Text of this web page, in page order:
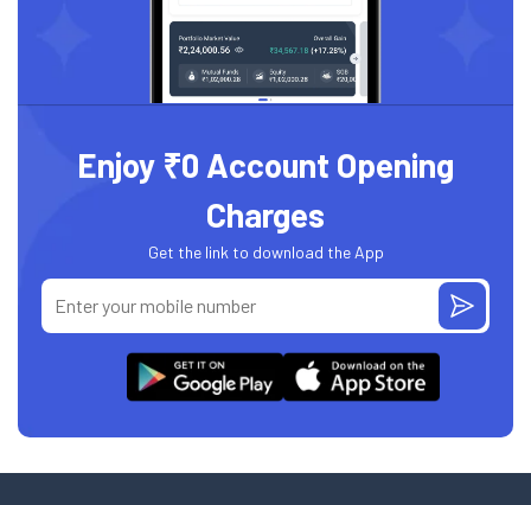
Enjoy ₹0 Account Opening
Charges
Get the link to download the App